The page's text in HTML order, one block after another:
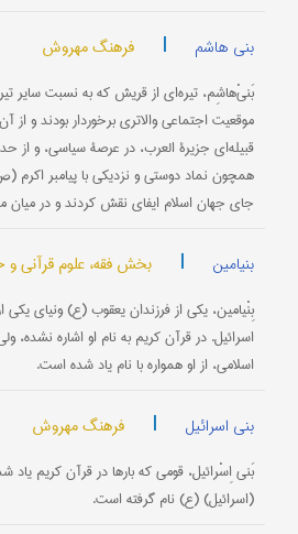
بنی هاشم | فرهنگ مهروش
بَنیْ‌هاشِم، تیره‌ای از قریش كه به نسبت سایر
موقعیت اجتماعی والاتری برخوردار بودند و
قبیله‌ای جزیرة العرب، در عرصۀ سیاسی، و از
همچون نماد دوستی و نزدیكی با پیامبر
جای جهان اسلام ایفای نقش كردند و در میان
بنیامین | بخش فقه، علوم قرآنی
بِنْیامین، یكی از فرزندان یعقوب (ع) ونیای یكی
اسرائیل. در قرآن كریم به نام او اشاره نشده،
اسلامی، از او همواره با نام یاد شده است.
بنی اسرائیل | فرهنگ مهروش
بَنی اِسْرائیل، قومی ‌كه بارها در قرآن كریم یاد
(اسرائیل) (ع) نام گرفته است.